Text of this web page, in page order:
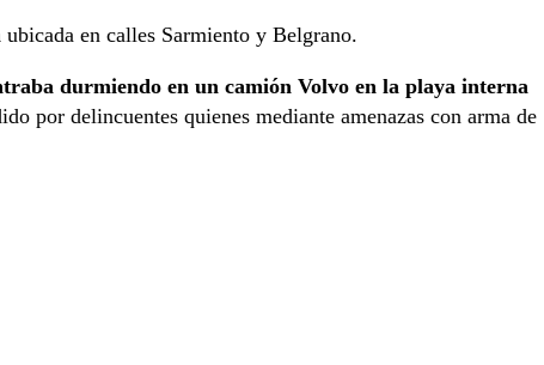
ubicada en calles Sarmiento y Belgrano.
durmiendo en un camión Volvo en la playa interna
por delincuentes quienes mediante amenazas con arma de